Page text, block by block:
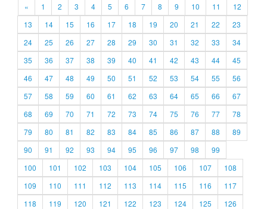
« 1 2 3 4 5 6 7 8 9 10 11
12
13
14 15 16 17 18 19 20 21 22
23
24
25 26 27 28 29 30 31 32 33
34
35
36 37 38 39 40 41 42 43 44
45
46
47 48 49 50 51 52 53 54 55
56
57
58 59 60 61 62 63 64 65 66
67
68
69 70 71 72 73 74 75 76 77
78
79
80 81 82 83 84 85 86 87 88
89
90
91 92 93 94 95 96 97 98
99
100
101 102 103 104 105 106 107
108
109
110 111 112 113 114 115 116
117
118
119 120 121 122 123 124 125
126